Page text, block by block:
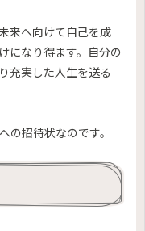
来へ向けて自己を成
になり得ます。自分の
充実した人生を送る
の招待状なのです。